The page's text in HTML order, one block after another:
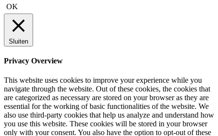
OK
Sluiten
Privacy Overview
This website uses cookies to improve your experience while you
navigate through the website. Out of these cookies, the cookies that
are categorized as necessary are stored on your browser as they are
essential for the working of basic functionalities of the website. We
also use third-party cookies that help us analyze and understand how
you use this website. These cookies will be stored in your browser
only with your consent. You also have the option to opt-out of these